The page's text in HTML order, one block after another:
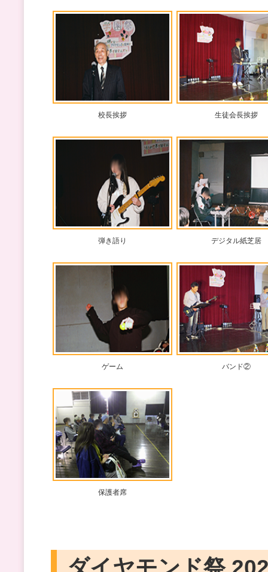
校長挨拶 生徒会長挨拶
弾き語り デジタル紙芝居
ゲーム バンド②
保護者席